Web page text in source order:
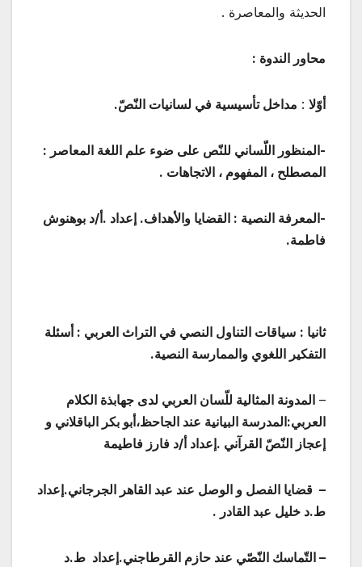
الحديثة والمعاصرة .
محاور الندوة :
أوّلا : مداخل تأسيسية في لسانيات النّصّ.
-المنظور اللّساني للنّص على ضوء علم اللغة المعاصر :
المصطلح ، المفهوم ، الاتجاهات .
-المعرفة النصية : القضايا والأهداف. إعداد .أ/د بوهنوش
فاطمة.
ثانيا : سياقات التناول النصي في التراث العربي : أسئلة
التفكير اللغوي والممارسة النصية.
– المدونة المثالية للّسان العربي لدى جهابذة الكلام
العربي:المدرسة البيانية عند الجاحظ،أبو بكر الباقلاني و
إعجاز النّصّ القرآني .إعداد أ/د فارز فاطيمة
– قضايا الفصل و الوصل عند عبد القاهر الجرجاني.إعداد
ط.د خليل عبد القادر .
– التّماسك النّصّي عند حازم القرطاجني.إعداد ط.د